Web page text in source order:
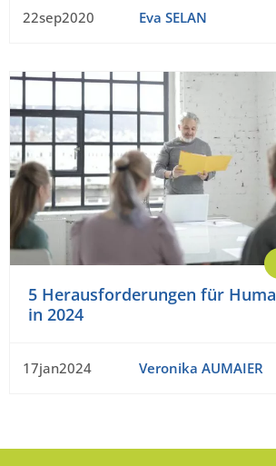
22sep2020 Eva SELAN
5 Herausforderungen für
in 2024
17jan2024 Veronika AUMAIER